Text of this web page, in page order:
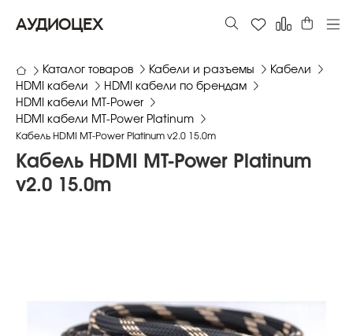
АУДИОЦЕХ
Каталог товаров Кабели и разъемы
Кабели
HDMI кабели
HDMI кабели по брендам
HDMI кабели MT-Power
HDMI кабели MT-Power Platinum
Кабель HDMI MT-Power Platinum v2.0 15.0m
Кабель HDMI MT-Power Platinum
v2.0 15.0m